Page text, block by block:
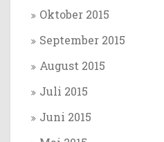
Oktober 2015
September 2015
August 2015
Juli 2015
Juni 2015